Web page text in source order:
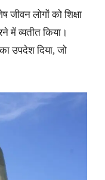
जीवन लोगों को शिक्षा
में व्यतीत किया।
उपदेश दिया, जो